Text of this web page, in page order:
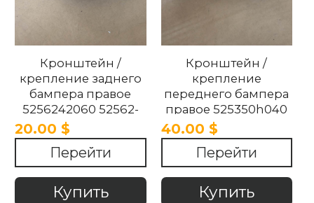
Кронштейн /
крепление заднего
бампера правое
5256242060 52562-
42060 Toyota RAV4
2017-2020.
20.00 $
Перейти
Купить
Кронштейн /
крепление
переднего бампера
правое 525350h040
52535-0h040 Toyota
Aygo 2017-2023.
40.00 $
Перейти
Купить